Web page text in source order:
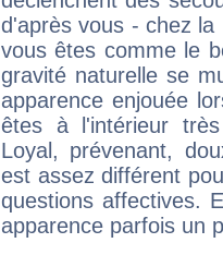
d'après vous - chez
vous êtes comme le
gravité naturelle se
apparence enjouée
êtes à l'intérieur
Loyal, prévenant,
est assez différent
questions affectives.
apparence parfois un